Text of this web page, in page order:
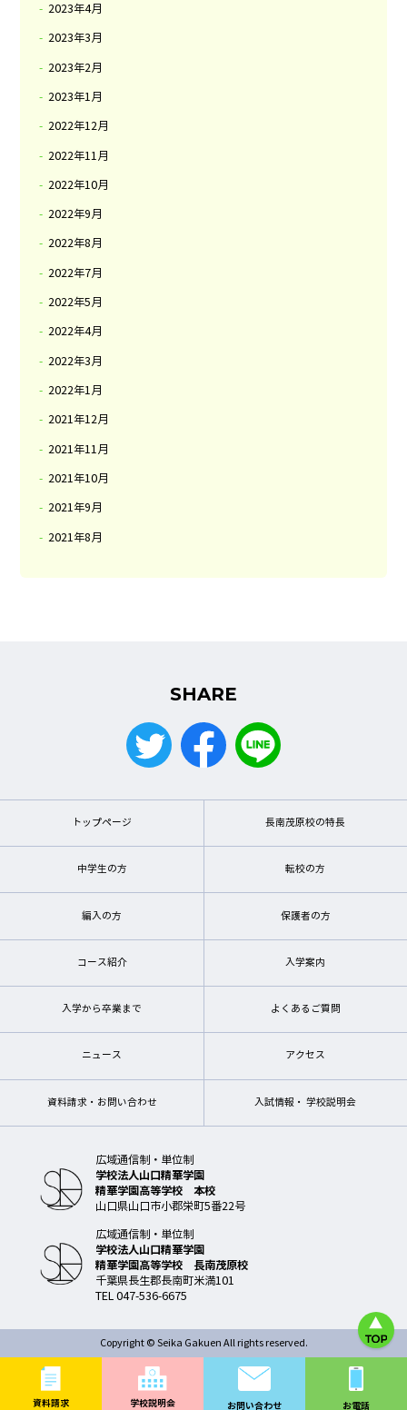
2023年4月
2023年3月
2023年2月
2023年1月
2022年12月
2022年11月
2022年10月
2022年9月
2022年8月
2022年7月
2022年5月
2022年4月
2022年3月
2022年1月
2021年12月
2021年11月
2021年10月
2021年9月
2021年8月
資料請求 学校説明会 お問い合わせ お電話
SHARE
トップページ 長南茂原校の特長
中学生の方 転校の方
編入の方 保護者の方
コース紹介 入学案内
入学から卒業まで よくあるご質問
ニュース アクセス
資料請求・お問い合わせ 入試情報・ 学校説明会
広域通信制・単位制
学校法人山口精華学園
精華学園高等学校 本校
山口県山口市小郡栄町5番22号
広域通信制・単位制
学校法人山口精華学園
精華学園高等学校 長南茂原校
千葉県長生郡長南町米満101
TEL 047-536-6675
Copyright © Seika Gakuen All rights reserved.